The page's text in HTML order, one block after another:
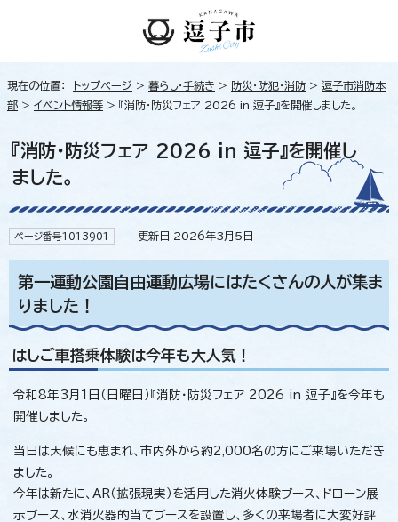
現在の位置： トップページ > 暮らし・手続き > 防災・防犯・消防 > 逗子市消防本
部 > イベント情報等 > 『消防・防災フェア 2026 in 逗子』を開催しました。
『消防・防災フェア 2026 in 逗子』を開催し
ました。
ページ番号1013901 更新日 2026年3月5日
第一運動公園自由運動広場にはたくさんの人が集ま
りました！
はしご車搭乗体験は今年も大人気！
令和8年3月1日（日曜日）『消防・防災フェア 2026 in 逗子』を今年も
開催しました。
当日は天候にも恵まれ、市内外から約2,000名の方にご来場いただき
ました。
今年は新たに、AR（拡張現実）を活用した消火体験ブース、ドローン展
示ブース、水消火器的当てブースを設置し、多くの来場者に大変好評